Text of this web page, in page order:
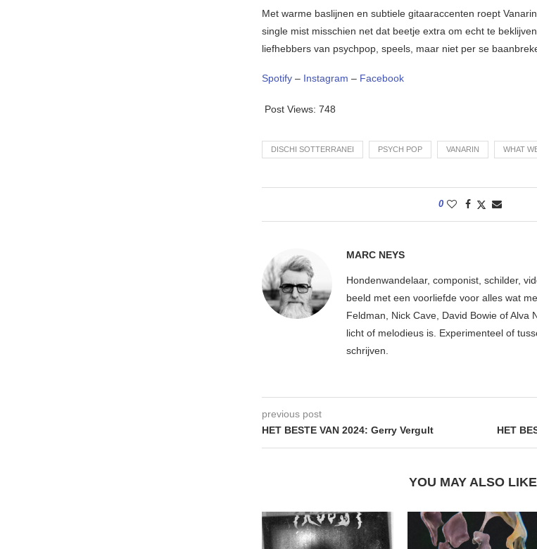
Met warme baslijnen en subtiele gitaaraccenten roept
single mist misschien net dat beetje extra om echt te
liefhebbers van psychpop, speels, maar niet per se
Spotify – Instagram – Facebook
Post Views: 748
DISCHI SOTTERRANEI PSYCH POP VANARIN WHAT
0
MARC NEYS
Hondenwandelaar, componist, schilder,
beeld met een voorliefde voor alles wat
Feldman, Nick Cave, David Bowie of Alva
licht of melodieus is. Experimenteel of
schrijven.
previous post
HET BESTE VAN 2024: Gerry Vergult
HET
YOU MAY ALSO LIKE